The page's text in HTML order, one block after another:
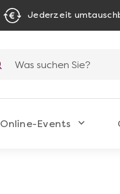
Jederzeit
Online-Events